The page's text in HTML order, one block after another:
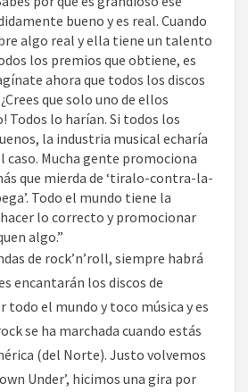
bueno y es real. Cuando
algo real y ella tiene un talento
los premios que obtiene, es
ahora que todos los discos
que solo uno de ellos
Todos lo harían. Si todos los
la industria musical echaría
caso. Mucha gente promociona
que mierda de ‘tiralo-contra-la-
Todo el mundo tiene la
lo correcto y promocionar
algo.”
de rock’n’roll, siempre habrá
encantarán los discos de
todo el mundo y toco música y es
se ha marchada cuando estás
(del Norte). Justo volvemos
Under’, hicimos una gira por